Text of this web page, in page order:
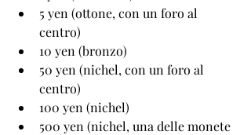
5 yen (ottone, con un foro al
centro)
10 yen (bronzo)
50 yen (nichel, con un foro al
centro)
100 yen (nichel)
500 yen (nichel, una delle monete